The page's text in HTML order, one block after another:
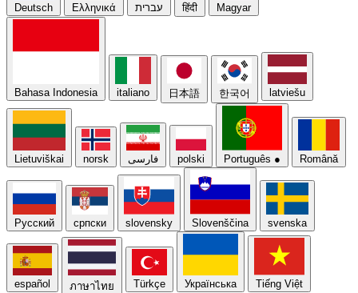
Deutsch Ελληνικά עברית हिंदी Magyar
Bahasa Indonesia italiano 日本語 한국어 latviešu
Lietuviškai norsk فارسی polski Português ● Română
Русский српски slovensky Slovenščina svenska
español ภาษาไทย Türkçe Українська Tiếng Việt